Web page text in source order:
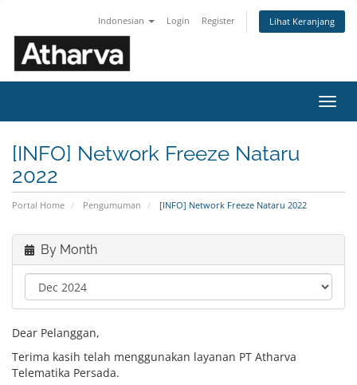
Indonesian Login Register Lihat Keranjang
[INFO] Network Freeze Nataru
2022
Portal Home Pengumuman [INFO] Network Freeze Nataru 2022
By Month
Dear Pelanggan,
Terima kasih telah menggunakan layanan PT Atharva
Telematika Persada.